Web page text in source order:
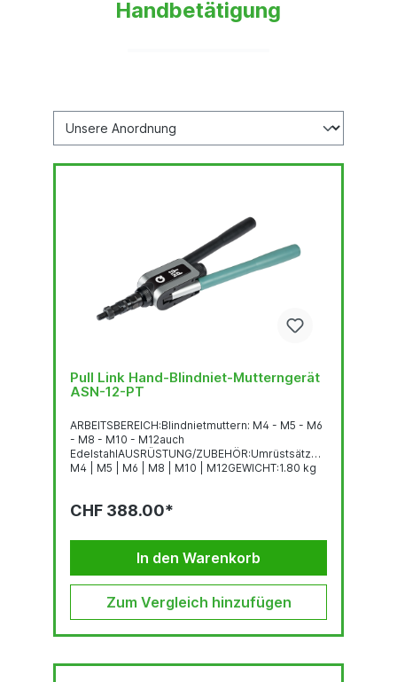
Handbetätigung
Pull Link Hand-Blindniet-Mutterngerät
ASN-12-PT
ARBEITSBEREICH:Blindnietmuttern: M4 - M5 - M6
- M8 - M10 - M12auch
EdelstahlAUSRÜSTUNG/ZUBEHÖR:Umrüstsätze:
M4 | M5 | M6 | M8 | M10 | M12GEWICHT:1.80 kg
CHF 388.00*
In den Warenkorb
Zum Vergleich hinzufügen